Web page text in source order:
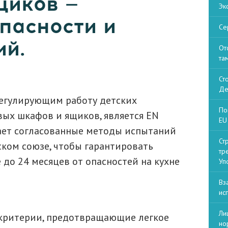
и
работу детских
шкафов и ящиков, является EN
согласованные методы испытаний
союзе, чтобы гарантировать
24 месяцев от опасностей на кухне
предотвращающие легкое